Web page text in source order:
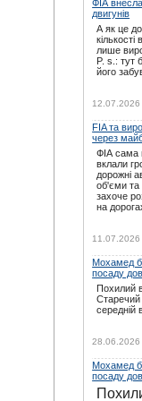
noteyu:
календар
що під
всім
пише на
ФІА
двигунів
А як це
лише
P. s.: тут
його
12.07.2026
FIA та
через
ФІА сама
вклали
дорожні
об'єми та
захоче
на
11.07.2026
Мохамед
посаду
Похилий
Старечий
середній
28.06.2026
Мохамед
посаду